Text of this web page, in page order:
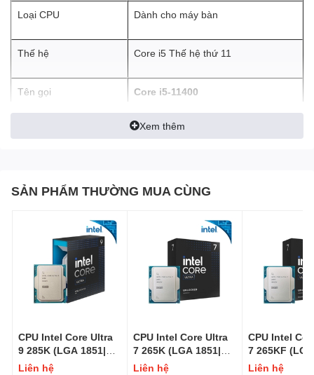
Loại CPU Dành cho máy bàn
Thế hệ Core i5 Thế hệ thứ 11
Tên gọi Core i5-11400
Rocket Lake
Số nhân
Tốc độ cơ bản 2.6 GHz
Xem thêm
SẢN PHẨM THƯỜNG MUA CÙNG
CPU Intel Core Ultra
9 285K (LGA 1851|
Intel Graphics)
Liên hệ
CPU Intel Core Ultra
7 265K (LGA 1851|
Intel Graphics)
Liên hệ
CPU Intel
7 265KF
Arrow Lake)
Liên hệ